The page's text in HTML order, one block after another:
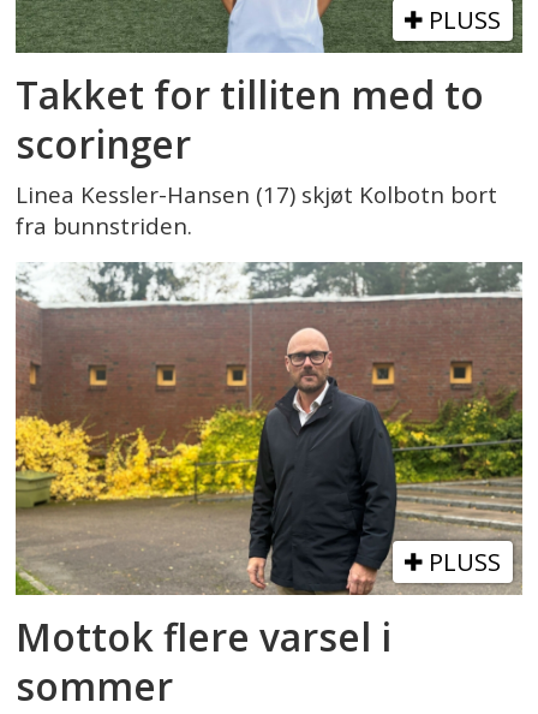
PLUSS
Takket for tilliten med to
scoringer
Linea Kessler-Hansen (17) skjøt Kolbotn bort
fra bunnstriden.
PLUSS
Mottok flere varsel i
sommer